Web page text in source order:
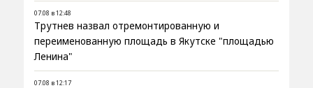
07.08 в 12:48
Трутнев назвал отремонтированную и
переименованную площадь в Якутске "площадью
Ленина"
07.08 в 12:17